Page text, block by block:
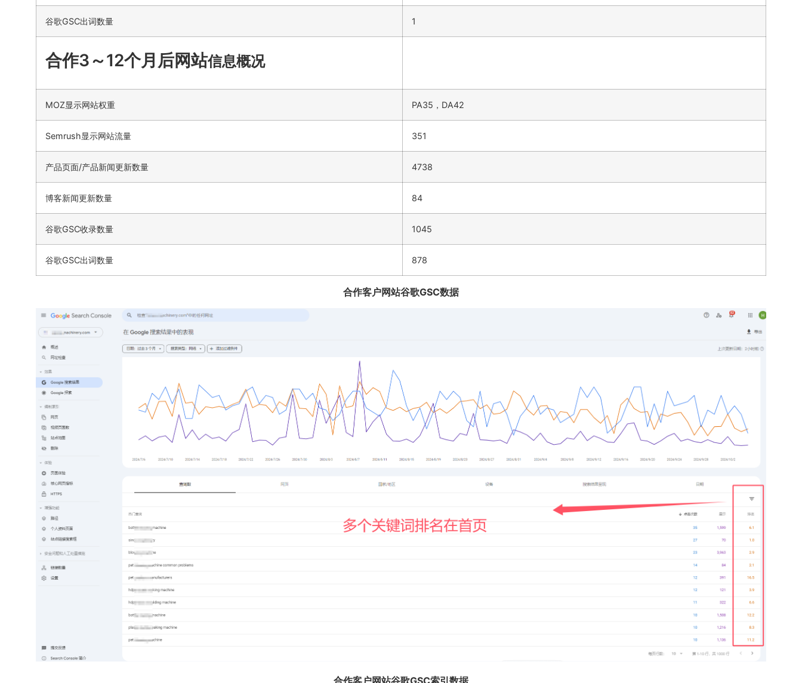
谷歌GSC出词数量 1
合作3～12个月后网站信息概况
MOZ显示网站权重 PA35，DA42
Semrush显示网站流量 351
产品页面/产品新闻更新数量 4738
博客新闻更新数量 84
谷歌GSC收录数量 1045
谷歌GSC出词数量 878
合作客户网站谷歌GSC数据